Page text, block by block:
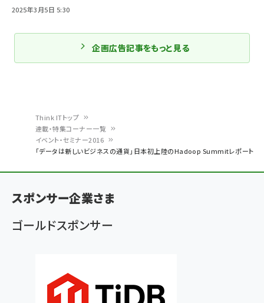
く
ず
Think ITトップ
連載・特集コーナー一覧
イベント・セミナー2016
「データは新しいビジネスの通貨」日本初上陸のHadoop Summitレポート
2025年3月5日 5:30
企画広告記事をもっと見る
スポンサー企業さま
ゴールドスポンサー